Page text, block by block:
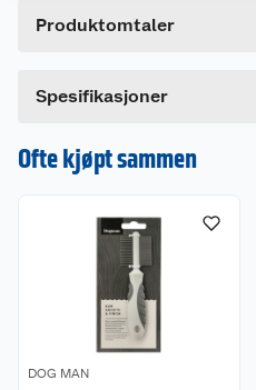
Produktomtaler
Dette produktet har ikke
en omtale.
Spesifikasjoner
Ofte kjøpt sammen
DOG MAN